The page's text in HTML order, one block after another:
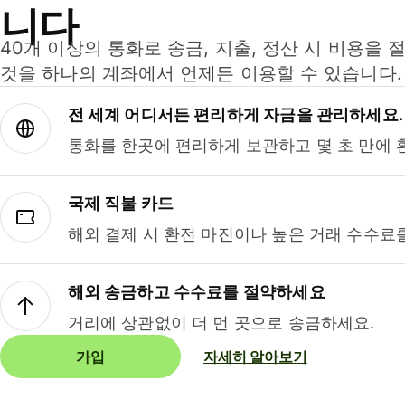
니다
40개 이상의 통화로 송금, 지출, 정산 시 비용을
것을 하나의 계좌에서 언제든 이용할 수 있습니다.
전 세계 어디서든 편리하게 자금을 관리하세요.
통화를 한곳에 편리하게 보관하고 몇 초 만에
국제 직불 카드
해외 결제 시 환전 마진이나 높은 거래 수수료
해외 송금하고 수수료를 절약하세요
거리에 상관없이 더 먼 곳으로 송금하세요.
가입 자세히 알아보기